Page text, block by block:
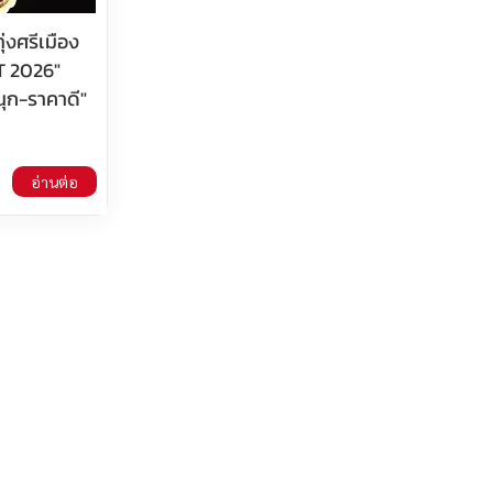
ศรีเมือง
2026"
-ราคาดี"
อ่านต่อ